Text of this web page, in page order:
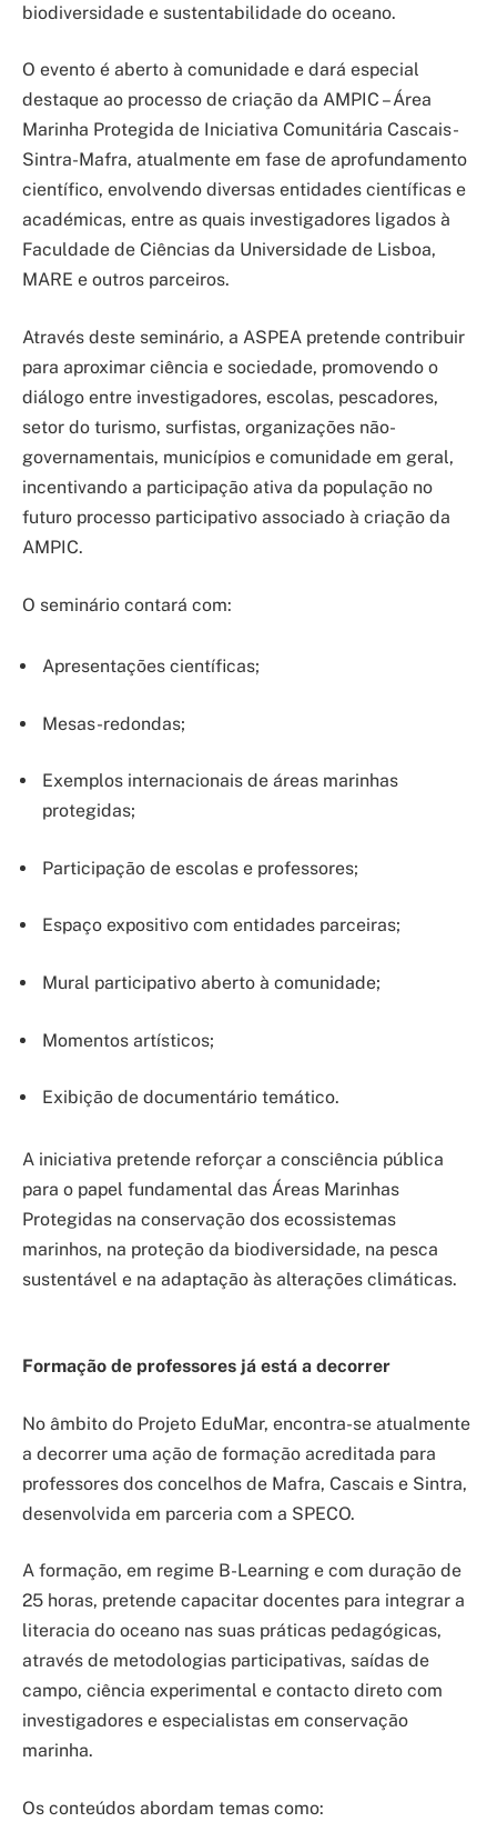
biodiversidade e sustentabilidade do oceano.
O evento é aberto à comunidade e dará especial
destaque ao processo de criação da AMPIC – Área
Marinha Protegida de Iniciativa Comunitária Cascais-
Sintra-Mafra, atualmente em fase de aprofundamento
científico, envolvendo diversas entidades científicas e
académicas, entre as quais investigadores ligados à
Faculdade de Ciências da Universidade de Lisboa,
MARE e outros parceiros.
Através deste seminário, a ASPEA pretende contribuir
para aproximar ciência e sociedade, promovendo o
diálogo entre investigadores, escolas, pescadores,
setor do turismo, surfistas, organizações não-
governamentais, municípios e comunidade em geral,
incentivando a participação ativa da população no
futuro processo participativo associado à criação da
AMPIC.
O seminário contará com:
Apresentações científicas;
Mesas-redondas;
Exemplos internacionais de áreas marinhas
protegidas;
Participação de escolas e professores;
Espaço expositivo com entidades parceiras;
Mural participativo aberto à comunidade;
Momentos artísticos;
Exibição de documentário temático.
A iniciativa pretende reforçar a consciência pública
para o papel fundamental das Áreas Marinhas
Protegidas na conservação dos ecossistemas
marinhos, na proteção da biodiversidade, na pesca
sustentável e na adaptação às alterações climáticas.
Formação de professores já está a decorrer
No âmbito do Projeto EduMar, encontra-se atualmente
a decorrer uma ação de formação acreditada para
professores dos concelhos de Mafra, Cascais e Sintra,
desenvolvida em parceria com a SPECO.
A formação, em regime B-Learning e com duração de
25 horas, pretende capacitar docentes para integrar a
literacia do oceano nas suas práticas pedagógicas,
através de metodologias participativas, saídas de
campo, ciência experimental e contacto direto com
investigadores e especialistas em conservação
marinha.
Os conteúdos abordam temas como: